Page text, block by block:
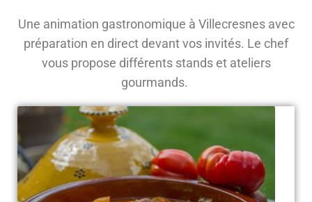
Une animation gastronomique à Villecresnes avec
préparation en direct devant vos invités. Le chef
vous propose différents stands et ateliers
gourmands.